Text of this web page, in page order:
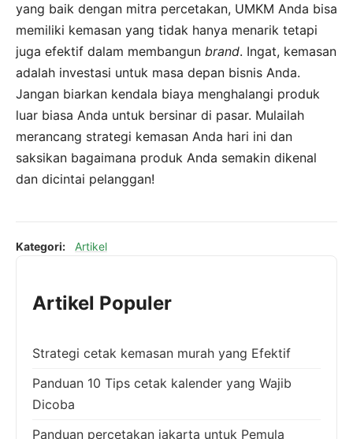
yang baik dengan mitra percetakan, UMKM Anda bisa
memiliki kemasan yang tidak hanya menarik tetapi
juga efektif dalam membangun brand. Ingat, kemasan
adalah investasi untuk masa depan bisnis Anda.
Jangan biarkan kendala biaya menghalangi produk
luar biasa Anda untuk bersinar di pasar. Mulailah
merancang strategi kemasan Anda hari ini dan
saksikan bagaimana produk Anda semakin dikenal
dan dicintai pelanggan!
Kategori: Artikel
Artikel Populer
Strategi cetak kemasan murah yang Efektif
Panduan 10 Tips cetak kalender yang Wajib
Dicoba
Panduan percetakan jakarta untuk Pemula